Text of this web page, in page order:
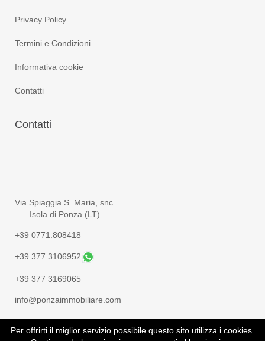
Privacy Policy
Termini e Condizioni
Informativa cookie
Contatti
Contatti
Via Spiaggia S. Maria, snc
Isola di Ponza (LT)
+39 0771.808418
+39 377 3106952
+39 377 3169065
info@ponzaimmobiliare.com
Per offrirti il miglior servizio possibile questo sito utilizza i cookies.